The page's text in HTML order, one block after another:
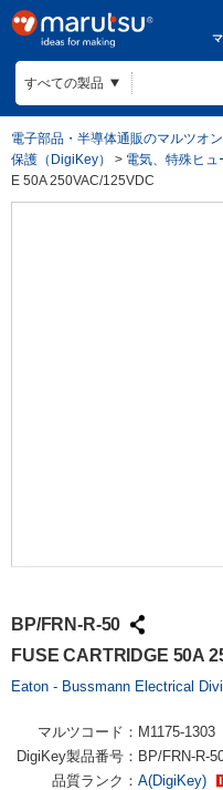
電子部品・半導体通販のマルツオ
保護（DigiKey）
> 電気、特殊ヒュ
E 50A 250VAC/125VDC
BP/FRN-R-50
FUSE CARTRIDGE 50A
Eaton - Bussmann Electrical
マルツコード： M1175-1303
DigiKey製品番号： BP/FRN-R-
品質ランク： A(DigiKey)